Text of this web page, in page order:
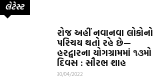
લેટેસ્ટ
રોજ અહીં નવાનવા લોકોનો
પરિચય થતો રહે છે—
હરદ્વારના યોગગ્રામમાં ૧૩મો
દિવસ : સૌરભ શાહ
30/04/2022